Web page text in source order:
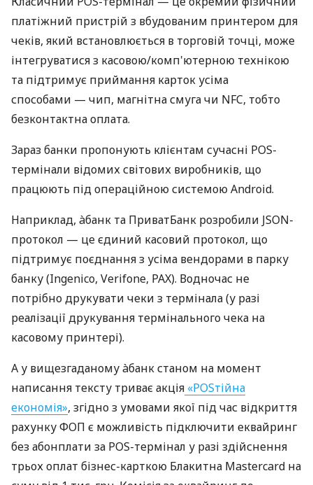
платіжний пристрій з вбудованим принтером для
чеків, який встановлюється в торговій точці, може
інтегруватися з касовою/комп'ютерною технікою
та підтримує приймання карток усіма
способами — чип, магнітна смуга чи NFC, тобто
безконтактна оплата.
Зараз банки пропонують клієнтам сучасні POS-
термінали відомих світових виробників, що
працюють під операційною системою Android.
Наприклад, àбанк та ПриватБанк розробили JSON-
протокол — це єдиний касовий протокол, що
підтримує поєднання з усіма вендорами в парку
банку (Ingenico, Verifone, PAX). Водночас не
потрібно друкувати чеки з термінала (у разі
реалізації друкування термінального чека на
касовому принтері).
А у вищезгаданому àбанк станом на момент
написання тексту триває акція «POSтійна
економія», згідно з умовами якої під час відкриття
рахунку ФОП є можливість підключити еквайринг
без абонплати за POS-термінал у разі здійснення
трьох оплат бізнес-карткою Блакитна Mastercard на